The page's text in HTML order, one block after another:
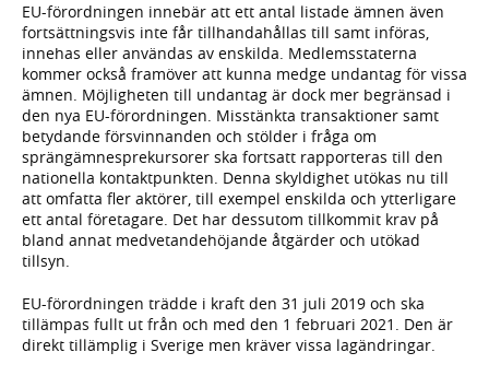
EU-förordningen innebär att ett antal listade ämnen även
fortsättningsvis inte får tillhandahållas till samt införas,
innehas eller användas av enskilda. Medlemsstaterna
kommer också framöver att kunna medge undantag för vissa
ämnen. Möjligheten till undantag är dock mer begränsad i
den nya EU-förordningen. Misstänkta transaktioner samt
betydande försvinnanden och stölder i fråga om
sprängämnesprekursorer ska fortsatt rapporteras till den
nationella kontaktpunkten. Denna skyldighet utökas nu till
att omfatta fler aktörer, till exempel enskilda och ytterligare
ett antal företagare. Det har dessutom tillkommit krav på
bland annat medvetandehöjande åtgärder och utökad
tillsyn.
EU-förordningen trädde i kraft den 31 juli 2019 och ska
tillämpas fullt ut från och med den 1 februari 2021. Den är
direkt tillämplig i Sverige men kräver vissa lagändringar.